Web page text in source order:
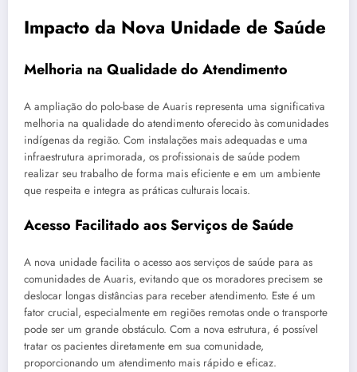
Impacto da Nova Unidade de Saúde
Melhoria na Qualidade do Atendimento
A ampliação do polo-base de Auaris representa uma significativa
melhoria na qualidade do atendimento oferecido às comunidades
indígenas da região. Com instalações mais adequadas e uma
infraestrutura aprimorada, os profissionais de saúde podem
realizar seu trabalho de forma mais eficiente e em um ambiente
que respeita e integra as práticas culturais locais.
Acesso Facilitado aos Serviços de Saúde
A nova unidade facilita o acesso aos serviços de saúde para as
comunidades de Auaris, evitando que os moradores precisem se
deslocar longas distâncias para receber atendimento. Este é um
fator crucial, especialmente em regiões remotas onde o transporte
pode ser um grande obstáculo. Com a nova estrutura, é possível
tratar os pacientes diretamente em sua comunidade,
proporcionando um atendimento mais rápido e eficaz.